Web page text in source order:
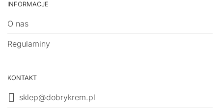
INFORMACJE
O nas
Regulaminy
KONTAKT
sklep@dobrykrem.pl